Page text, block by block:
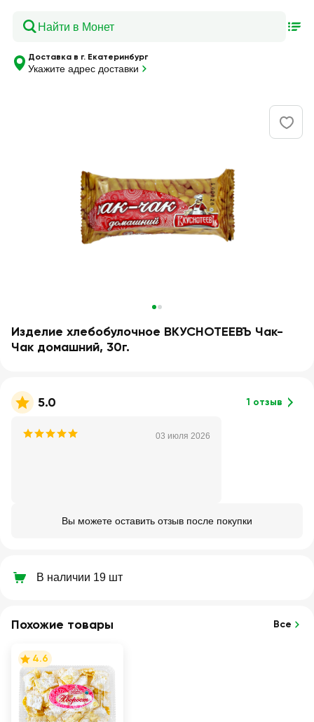
Доставка в г. Екатеринбург
Укажите адрес доставки
Изделие хлебобулочное ВКУСНОТЕЕВЪ Чак-
Чак домашний, 30г.
5.0 1 отзыв
03 июля 2026
Вы можете оставить отзыв после покупки
В наличии 19 шт
Похожие товары Все
4.6